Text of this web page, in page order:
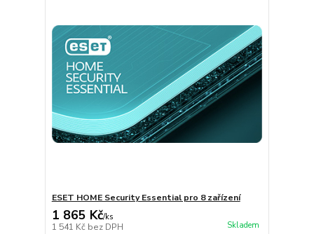
ESET HOME Security Essential pro 8 zařízení
1 865 Kč/ks
1 541 Kč bez DPH Skladem